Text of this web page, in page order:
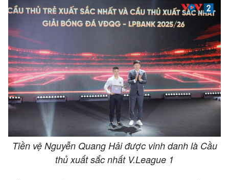
Tiền vệ Nguyễn Quang Hải được vinh danh là Cầu
thủ xuất sắc nhất V.League 1